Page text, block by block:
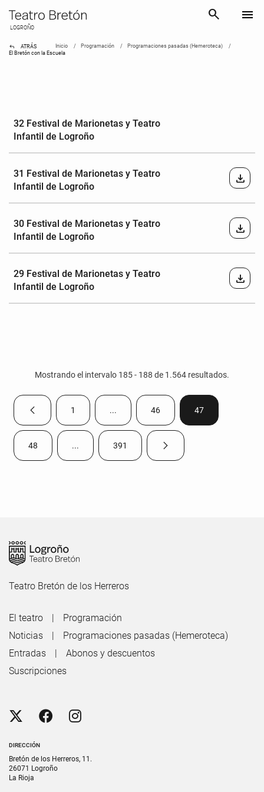
LOGROÑO
search menu
reply ATRÁS Inicio Programación
Programaciones pasadas (Hemeroteca)
El Bretón con la Escuela
32 Festival de Marionetas y Teatro
Infantil de Logroño
31 Festival de Marionetas y Teatro
Infantil de Logroño
download
30 Festival de Marionetas y Teatro
Infantil de Logroño
download
29 Festival de Marionetas y Teatro
Infantil de Logroño
download
Mostrando el intervalo 185 - 188 de 1.564 resultados.
Página anteriorPágina
1 ...Páginas intermedias Use TAB para
Página
46 Página
47
Página
48 ...Páginas intermedias Use TAB para desplazarse.
Página
391 Página siguiente
Teatro Bretón de los Herreros
DIRECCIÓN
Bretón de los Herreros, 11.
26071 Logroño
La Rioja
El teatro
Programación
Noticias
Programaciones pasadas (Hemeroteca)
Entradas
Abonos y descuentos
Suscripciones